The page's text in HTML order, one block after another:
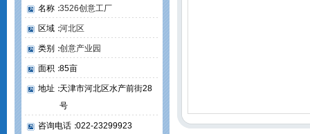
名称：3526创意工厂
区域：河北区
类别：创意产业园
面积：85亩
地址：天津市河北区水产前街28
号
咨询电话：022-23299923